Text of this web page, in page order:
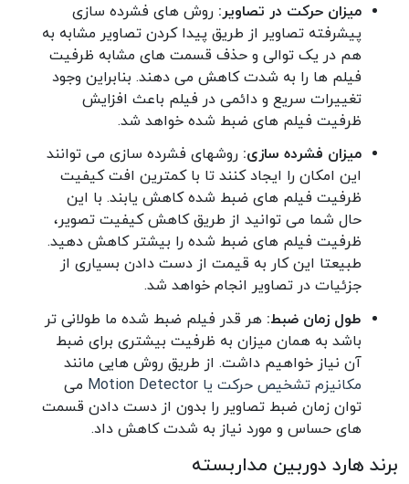
میزان حرکت در تصاویر: روش های فشرده سازی
پیشرفته تصاویر از طریق پیدا کردن تصاویر مشابه به
هم در یک توالی و حذف قسمت های مشابه ظرفیت
فیلم ها را به شدت کاهش می دهند. بنابراین وجود
تغییرات سریع و دائمی در فیلم باعث افزایش
ظرفیت فیلم های ضبط شده خواهد شد.
میزان فشرده سازی: روشهای فشرده سازی می توانند
این امکان را ایجاد کنند تا با کمترین افت کیفیت
ظرفیت فیلم های ضبط شده کاهش یابند. با این
حال شما می توانید از طریق کاهش کیفیت تصویر،
ظرفیت فیلم های ضبط شده را بیشتر کاهش دهید.
طبیعتا این کار به قیمت از دست دادن بسیاری از
جزئیات در تصاویر انجام خواهد شد.
طول زمان ضبط: هر قدر فیلم ضبط شده ما طولانی تر
باشد به همان میزان به ظرفیت بیشتری برای ضبط
آن نیاز خواهیم داشت. از طریق روش هایی مانند
مکانیزم تشخیص حرکت یا Motion Detector
می
توان زمان ضبط تصاویر را بدون از دست دادن قسمت
های حساس و مورد نیاز به شدت کاهش داد.
برند هارد دوربین مداربسته